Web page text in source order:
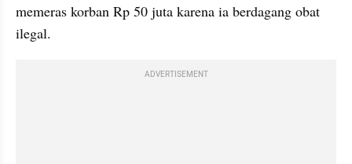
memeras korban Rp 50 juta karena ia berdagang obat
ilegal.
ADVERTISEMENT